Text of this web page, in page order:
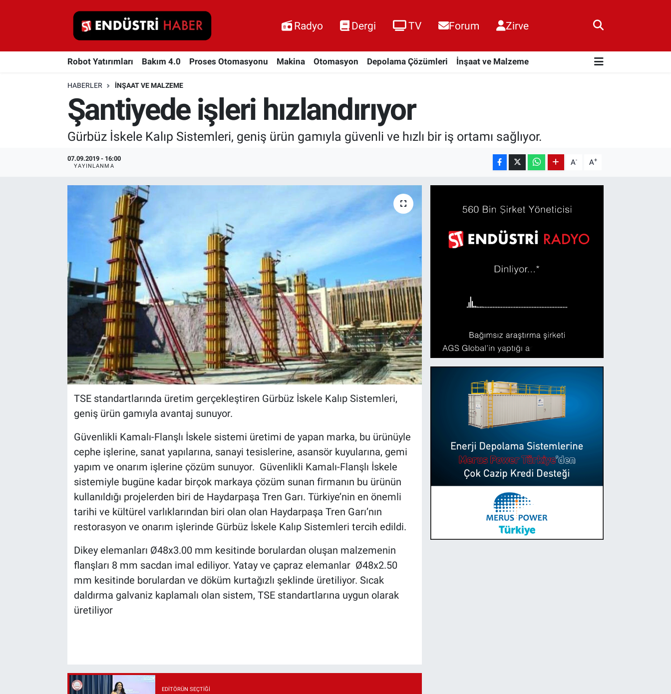
Radyo Dergi TV Forum Zirve
Robot Yatırımları Bakım 4.0 Proses Otomasyonu Makina Otomasyon Depolama Çözümleri İnşaat ve Malzeme
HABERLER İNŞAAT VE MALZEME
Şantiyede işleri hızlandırıyor
Gürbüz İskele Kalıp Sistemleri, geniş ürün gamıyla güvenli ve hızlı bir iş ortamı sağlıyor.
07.09.2019 - 16:00
YAYINLANMA A- A+
TSE standartlarında üretim gerçekleştiren Gürbüz İskele Kalıp Sistemleri,
geniş ürün gamıyla avantaj sunuyor.
Güvenlikli Kamalı-Flanşlı İskele sistemi üretimi de yapan marka, bu ürünüyle
cephe işlerine, sanat yapılarına, sanayi tesislerine, asansör kuyularına, gemi
yapım ve onarım işlerine çözüm sunuyor. Güvenlikli Kamalı-Flanşlı İskele
sistemiyle bugüne kadar birçok markaya çözüm sunan firmanın bu ürünün
kullanıldığı projelerden biri de Haydarpaşa Tren Garı. Türkiye’nin en önemli
tarihi ve kültürel varlıklarından biri olan olan Haydarpaşa Tren Garı’nın
restorasyon ve onarım işlerinde Gürbüz İskele Kalıp Sistemleri tercih edildi.
Dikey elemanları Ø48x3.00 mm kesitinde borulardan oluşan malzemenin
flanşları 8 mm sacdan imal ediliyor. Yatay ve çapraz elemanlar Ø48x2.50
mm kesitinde borulardan ve döküm kurtağızlı şeklinde üretiliyor. Sıcak
daldırma galvaniz kaplamalı olan sistem, TSE standartlarına uygun olarak
üretiliyor
EDITÖRÜN SEÇTIĞI
Robot Yatırımları
Proses Otomasyonu
Otomasyon
Depolama Çözümleri
Enerjisini Üreten Fabrikalar
Endüstri 4.0 Uygulamaları
Ağır Sanayi Çözümleri